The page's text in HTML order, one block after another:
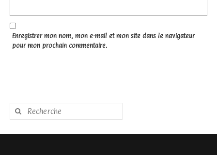
Enregistrer mon nom, mon e-mail et mon site dans le navigateur
pour mon prochain commentaire.
Rechercher
: